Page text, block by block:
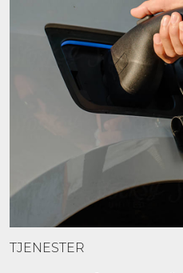
TJENESTER